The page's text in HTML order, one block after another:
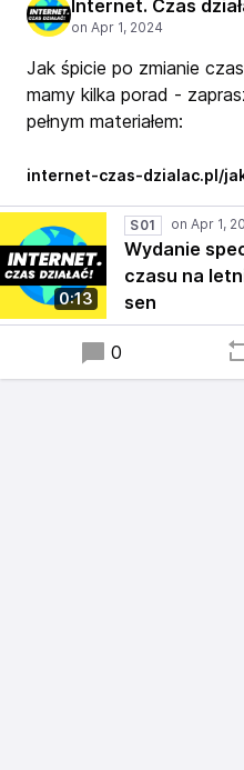
Internet. Czas
Jak śpicie po zmianie
mamy kilka porad -
pełnym materiałem:
internet-czas-dzialac.pl/
0:13
S01
Wydanie
czasu na
sen
0